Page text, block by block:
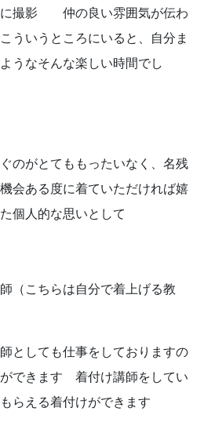
に撮影 仲の良い雰囲気が伝わ
いうところにいると、自分ま
うなそんな楽しい時間でし
のがとてももったいなく、名残
会ある度に着ていただければ嬉
た個人的な思いとして
（こちらは自分で着上げる教
としても仕事をしておりますの
できます 着付け講師をしてい
らえる着付けができます